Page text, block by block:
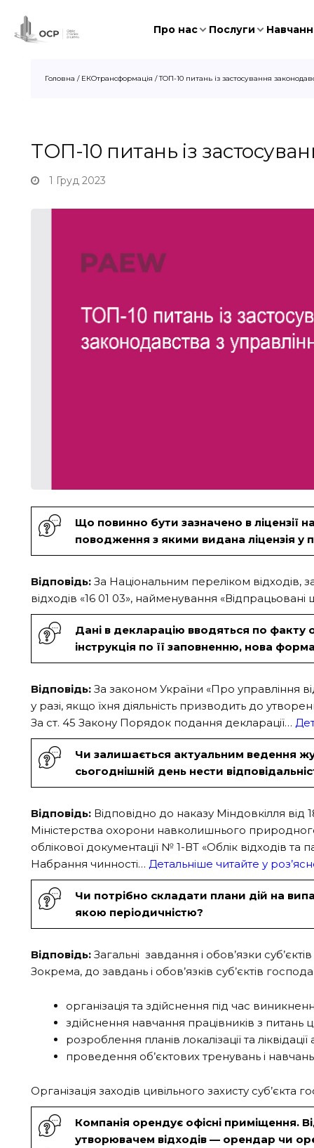
Про нас Послуги
Головна / ЕКОтрансформація /ТОП-10 питань із застосування
1 Груд 2023
ТОП-10 питань із
Що повинно бути зазначено в ліцензії
поводження з якими видана ліцензія
Відповідь: За Національним переліком відходів,
відходів «16 01 03», найменування
Дані в декларацію вводяться по факту
інструкція по її заповненню, нова
Відповідь: За законом України «Про управління
у разі, якщо їхня діяльність призводить до
За ст. 45 Закону Порядок подання декларації…
Чи залишається актуальним ведення
сьогоднішній день нести
Відповідь: Відповідно до наказу Міндовкілля
Міністерства охорони навколишнього
облікової документації № 1-ВТ «Облік відходів та
Набрання чинності… Детальніше читайте у
Чи потрібно складати плани дій на
якою періодичністю?
Відповідь: Загальні завдання і обов’язки
Зокрема, до завдань і обов’язків суб’єктів
організація та здійснення під час
здійснення навчання працівників з питань
розроблення планів локалізації та
проведення об’єктових тренувань і
Організація заходів цивільного захисту
Компанія орендує офісні приміщення.
утворювачем відходів — орендар чи